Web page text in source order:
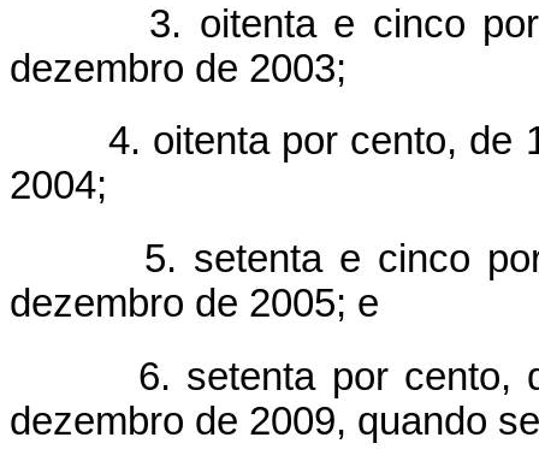
3. oitenta e cinco por
dezembro de 2003;
4. oitenta por cento, de
2004;
5. setenta e cinco por
dezembro de 2005; e
6. setenta por cento,
dezembro de 2009, quando